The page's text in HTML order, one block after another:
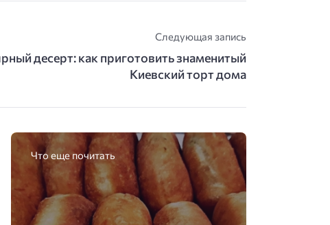
Следующая запись
десерт: как приготовить знаменитый
Киевский торт дома
Что еще почитать